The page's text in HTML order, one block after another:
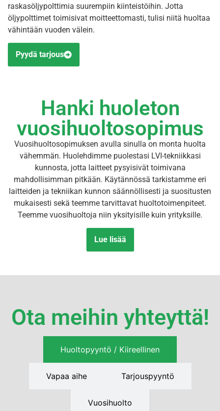
raskasöljypolttimia suurempiin kiinteistöihin. Jotta
öljypolttimet toimisivat moitteettomasti, tulisi niitä huoltaa
vähintään vuoden välein.
Pyydä tarjous
Hanki huoleton
vuosihuoltosopimus
Vuosihuoltosopimuksen avulla sinulla on monta huolta
vähemmän. Huolehdimme puolestasi LVI-tekniikkasi
kunnosta, jotta laitteet pysyisivät toimivana
mahdollisimman pitkään. Käytännössä tarkistamme eri
laitteiden ja tekniikan kunnon säännöllisesti ja suositusten
mukaisesti sekä teemme tarvittavat huoltotoimenpiteet.
Teemme vuosihuoltoja niin yksityisille kuin yrityksille.
Lue lisää
Ota meihin yhteyttä!
Huoltopyyntö / Kiireellinen
Vapaa aihe Tarjouspyyntö
Vuosihuolto